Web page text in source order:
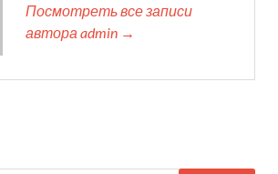
Посмотреть все записи
автора admin →